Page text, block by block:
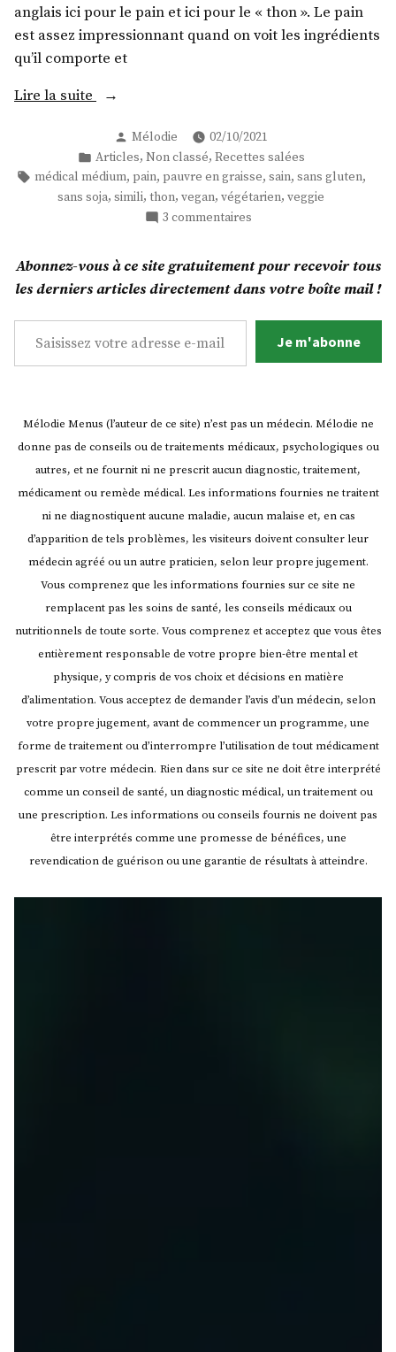
anglais ici pour le pain et ici pour le « thon ». Le pain
est assez impressionnant quand on voit les ingrédients
qu’il comporte et
Lire la suite
« Tartines
pain
sans
gluten
levure
vegan!
(2
recettes) »
Publié
par
Mélodie
02/10/2021
Publié
dans
Articles, Non classé, Recettes salées
Étiquettes :
médical médium, pain, pauvre en graisse, sain, sans gluten,
sans soja, simili, thon, vegan, végétarien, veggie
3 commentairessur
pain
sans
vegan!
(2
recettes)
Abonnez-vous à ce site gratuitement pour recevoir tous
les derniers articles directement dans votre boîte mail !
Saisissez votre adresse e-mail…
Je m'abonne
Mélodie Menus (l’auteur de ce site) n’est pas un médecin. Mélodie ne
donne pas de conseils ou de traitements médicaux, psychologiques ou
autres, et ne fournit ni ne prescrit aucun diagnostic, traitement,
médicament ou remède médical. Les informations fournies ne traitent
ni ne diagnostiquent aucune maladie, aucun malaise et, en cas
d’apparition de tels problèmes, les visiteurs doivent consulter leur
médecin agréé ou un autre praticien, selon leur propre jugement.
Vous comprenez que les informations fournies sur ce site ne
remplacent pas les soins de santé, les conseils médicaux ou
nutritionnels de toute sorte. Vous comprenez et acceptez que vous êtes
entièrement responsable de votre propre bien-être mental et
physique, y compris de vos choix et décisions en matière
d’alimentation. Vous acceptez de demander l’avis d’un médecin, selon
votre propre jugement, avant de commencer un programme, une
forme de traitement ou d’interrompre l’utilisation de tout médicament
prescrit par votre médecin. Rien dans sur ce site ne doit être interprété
comme un conseil de santé, un diagnostic médical, un traitement ou
une prescription. Les informations ou conseils fournis ne doivent pas
être interprétés comme une promesse de bénéfices, une
revendication de guérison ou une garantie de résultats à atteindre.